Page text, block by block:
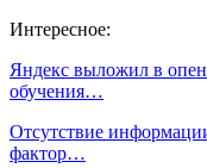
Интересное:
Яндекс выложил в
обучения…
Отсутствие
фактор…